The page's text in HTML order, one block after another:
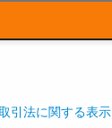
ビル総合管理
管理、ハウス
引法に関する表示